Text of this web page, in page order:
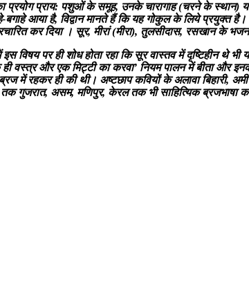
प्राय: पशुओं के समूह, उनके चारागाह (चरने के स्थान)
आया है, विद्वान मानते हैं कि यह गोकुल के लिये प्रयुक्त
कर दिया । सूर, मीरां (मीरा), तुलसीदास, रसखान के
पर ही शोध होता रहा कि सूर वास्तव में दृष्टिहीन थे
वस्त्र और एक मिट्टी का करवा’ नियम पालन में बीता और
रहकर ही की थी। अष्टछाप कवियों के अलावा बिहारी,
गुजरात, असम, मणिपुर, केरल तक भी साहित्यिक ब्रजभाषा